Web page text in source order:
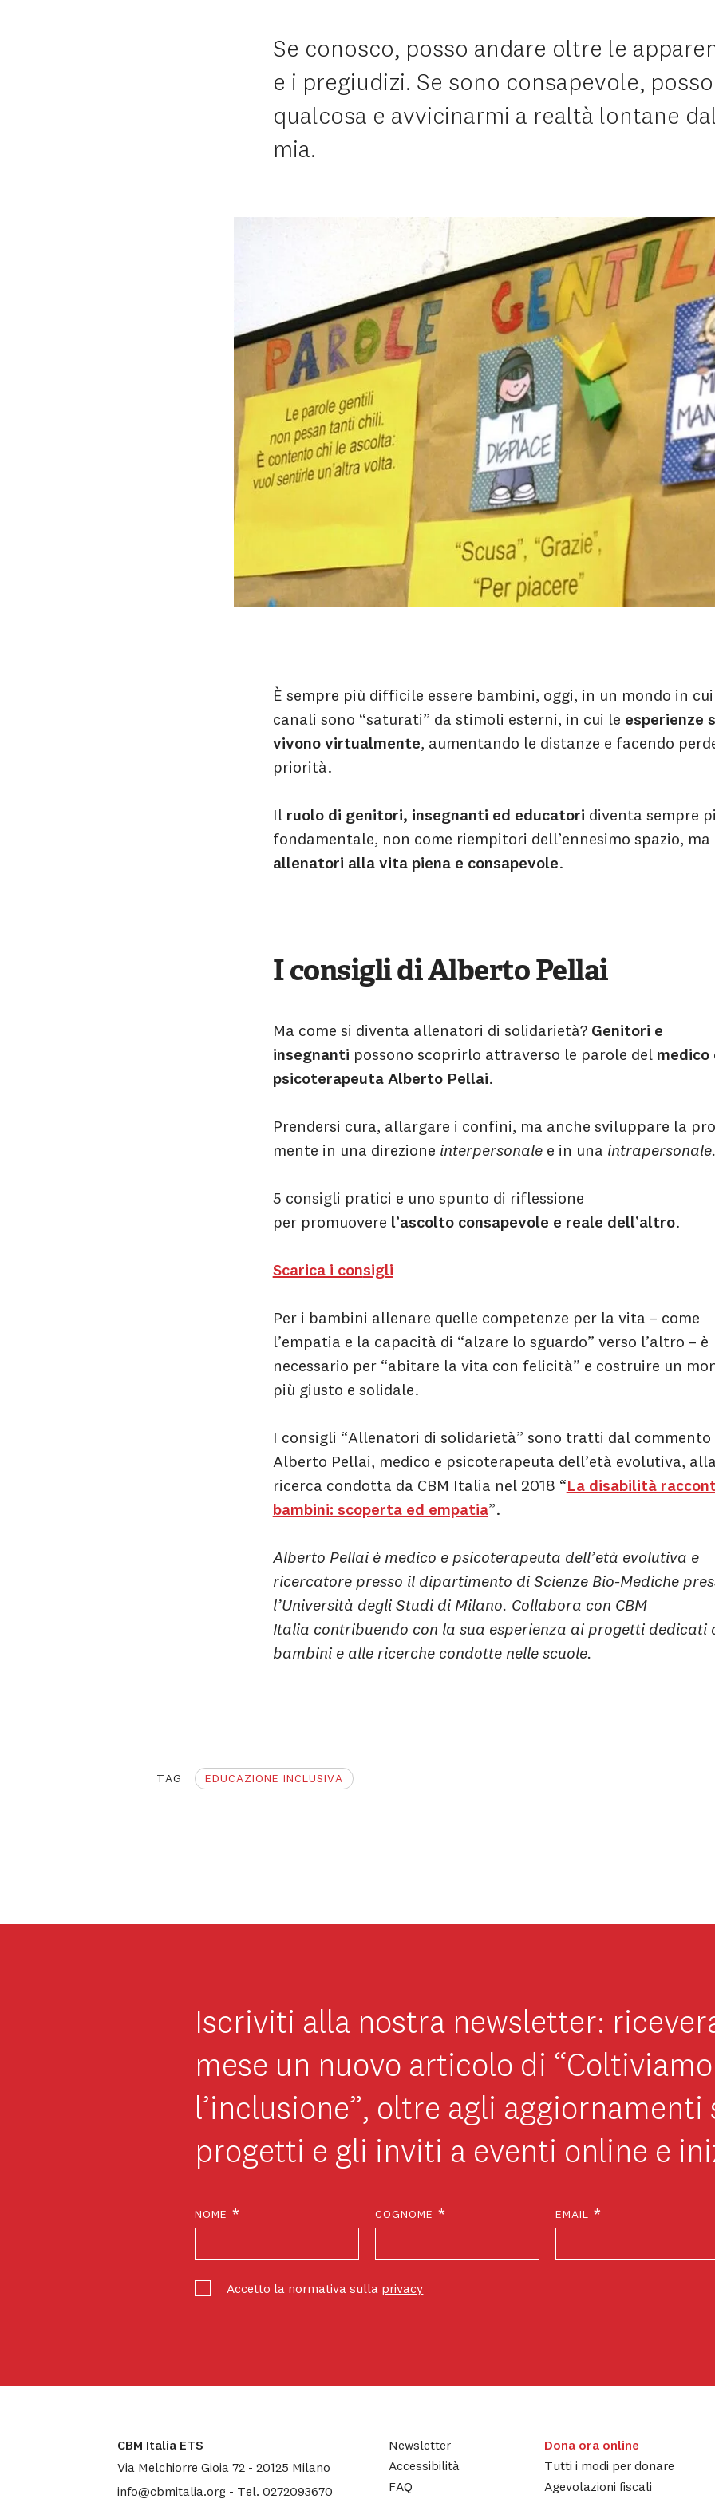
Se conosco, posso andare oltre le
e i pregiudizi. Se sono consapevole,
qualcosa e avvicinarmi a realtà lontane
mia.
È sempre più difficile essere bambini, oggi, in un mondo in
canali sono “saturati” da stimoli esterni, in cui le esperienze
vivono virtualmente, aumentando le distanze e facendo
priorità.
Il ruolo di genitori, insegnanti ed educatori diventa sempre
fondamentale, non come riempitori dell’ennesimo spazio, ma
allenatori alla vita piena e consapevole.
I consigli di Alberto Pellai
Ma come si diventa allenatori di solidarietà? Genitori e
insegnanti possono scoprirlo attraverso le parole del medico
psicoterapeuta Alberto Pellai.
Prendersi cura, allargare i confini, ma anche sviluppare la
mente in una direzione interpersonale e in una intrapersonale.
5 consigli pratici e uno spunto di riflessione
per promuovere l’ascolto consapevole e reale dell’altro.
Scarica i consigli
Per i bambini allenare quelle competenze per la vita – come
l’empatia e la capacità di “alzare lo sguardo” verso l’altro – è
necessario per “abitare la vita con felicità” e costruire un
più giusto e solidale.
I consigli “Allenatori di solidarietà” sono tratti dal commento
Alberto Pellai, medico e psicoterapeuta dell’età evolutiva, alla
ricerca condotta da CBM Italia nel 2018 “La disabilità
bambini: scoperta ed empatia”.
Alberto Pellai è medico e psicoterapeuta dell’età evolutiva e
ricercatore presso il dipartimento di Scienze Bio-Mediche
l’Università degli Studi di Milano. Collabora con CBM
Italia contribuendo con la sua esperienza ai progetti dedicati
bambini e alle ricerche condotte nelle scuole.
TAG EDUCAZIONE INCLUSIVA
Iscriviti alla nostra newsletter:
mese un nuovo articolo di “Coltiviamo
l’inclusione”, oltre agli
progetti e gli inviti a eventi online e
NOME * COGNOME * EMAIL *
Accetto la normativa sulla privacy
CBM Italia ETS
Via Melchiorre Gioia 72 - 20125 Milano
info@cbmitalia.org - Tel. 0272093670
Newsletter
Accessibilità
FAQ
Dona ora online
Tutti i modi per donare
Agevolazioni fiscali